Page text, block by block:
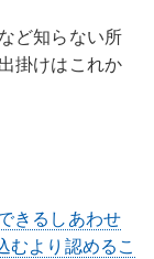
ど知らない所
掛けはこれか
きるしあわせ
より認めるこ